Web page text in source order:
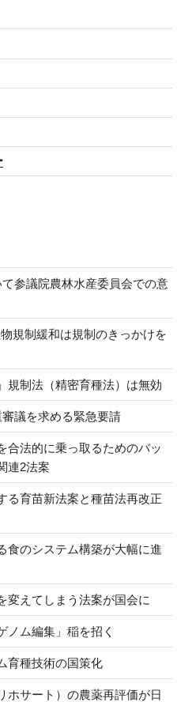
参議院農林水産委員会での意
規制緩和は規制のきっかけを
規制法（精密育種法）は無効
議を求める緊急要請
合法的に乗っ取るためのバッ
連2法案
る育苗新法案と種苗法再改正
食のシステム構築が大幅に進
変えてしまう法案が国会に
ノム編集」稲を招く
育種技術の国策化
ホサート）の農薬再評価が日